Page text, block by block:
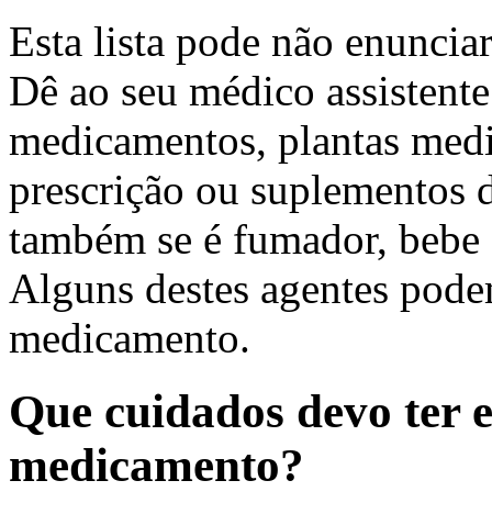
Esta lista pode não
Dê ao seu médico
medicamentos, plantas
prescrição ou suplementos
também se é fumador,
Alguns destes agentes
medicamento.
Que cuidados devo ter
medicamento?